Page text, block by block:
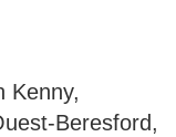
Kenny,
Beresford,